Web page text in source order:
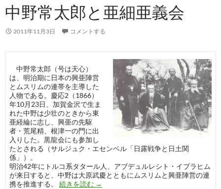
中野常太郎と亜細亜義会
2011年11月3日 コメントする
中野常太郎（号は天心）
は、明治期に日本の興亜陣営
とムスリムの連帯を主導した
人物である。慶応2（1866）
年10月23日、加賀金沢で生ま
れた中野は少壮のときから東
亜経綸に志し、興亜の先駆
者・荒尾精、根津一の門に出
入りした。黒龍会にも参加し
たとされる（サルジュク・エセンベル「日露戦争と日土関
係」）。
明治42年にトルコ系タタール人、アブデュルレシト・イブラヒム
が来日すると、中野は大原武慶とともにムスリムと興亜陣営の連
携を推進する。 続きを読む 中野常太郎と亜細亜義会
→